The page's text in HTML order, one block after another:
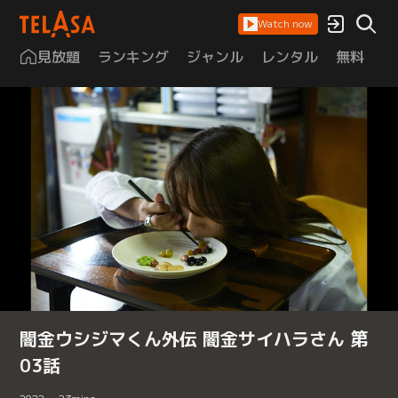
Watch now
見放題 ランキング ジャンル レンタル 無料
闇金ウシジマくん外伝 闇金サイハラさん 第
03話